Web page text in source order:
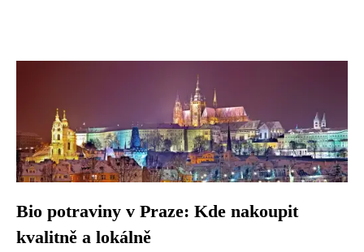
Bio potraviny v Praze: Kde nakoupit
kvalitně a lokálně